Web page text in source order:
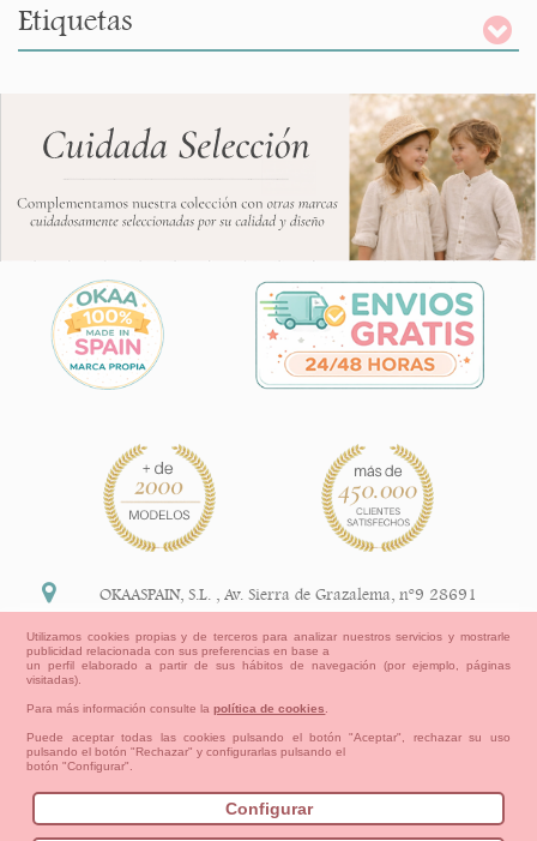
Etiquetas
Información Legal
política de devoluciones y reembolsos
Aviso Legal Aviso Cookies
OKAASPAIN, S.L. ,Av. Sierra de Grazalema, nº9 28691
+34 91 113 89 09
Utilizamos cookies propias y de terceros para analizar nuestros servicios y mostrarle
publicidad relacionada con sus preferencias en base a
un perfil elaborado a partir de sus hábitos de navegación (por ejemplo, páginas
visitadas).
Para más información consulte lapolítica de cookies
Puede aceptar todas las cookies pulsando el botón "Aceptar", rechazar su uso
pulsando el botón "Rechazar" y configurarlas pulsando el
botón "Configurar".
Configurar